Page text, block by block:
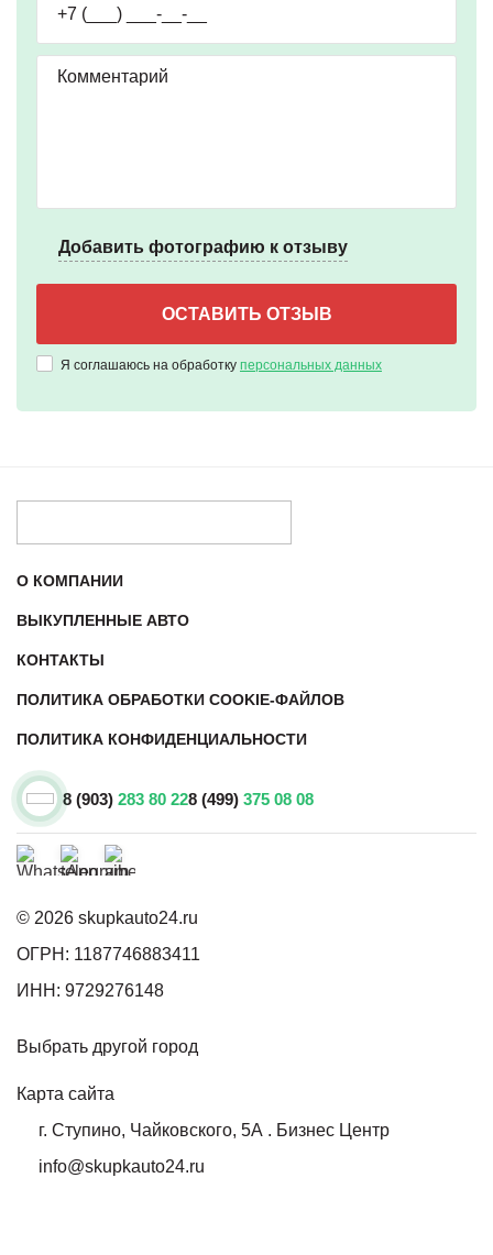
Добавить фотографию к отзыву
Я соглашаюсь на обработку персональных данных
О КОМПАНИИ
ВЫКУПЛЕННЫЕ АВТО
КОНТАКТЫ
ПОЛИТИКА ОБРАБОТКИ COOKIE-ФАЙЛОВ
ПОЛИТИКА КОНФИДЕНЦИАЛЬНОСТИ
8 (903) 283 80 228 (499) 375 08 08
© 2026 skupkauto24.ru
ОГРН: 1187746883411
ИНН: 9729276148
Выбрать другой город
Карта сайта
г. Ступино, Чайковского, 5А . Бизнес Центр
info@skupkauto24.ru